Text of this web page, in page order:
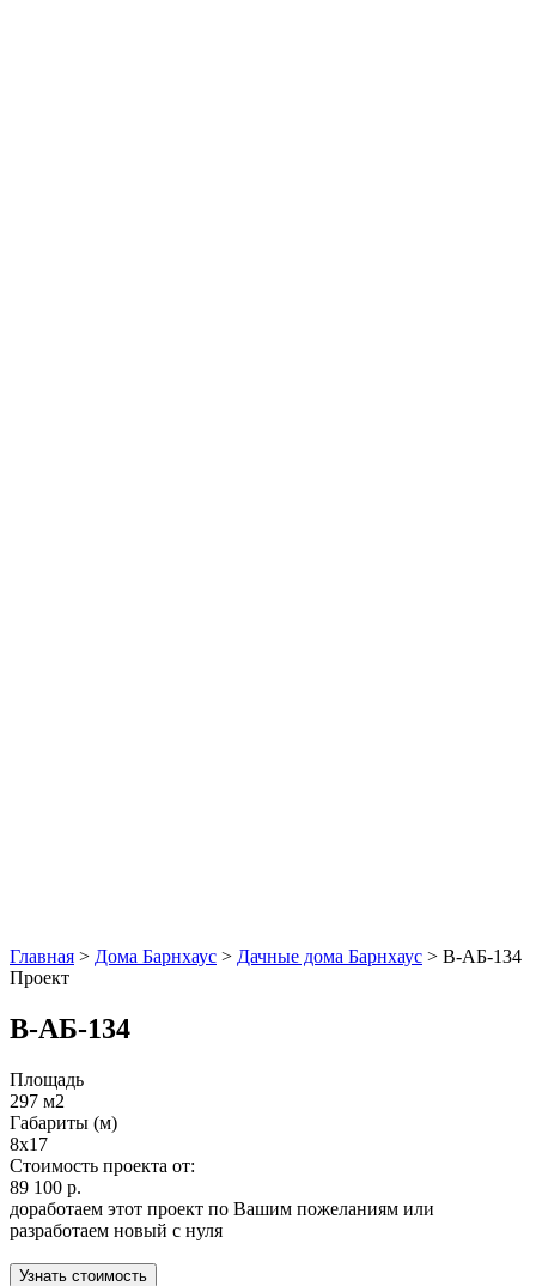
Главная > Дома Барнхаус > Дачные дома Барнхаус > В-АБ-134
Проект
В-АБ-134
Площадь
297 м2
Габариты (м)
8x17
Стоимость проекта от:
89 100 р.
доработаем этот проект по Вашим пожеланиям или
разработаем новый с нуля
Узнать стоимость